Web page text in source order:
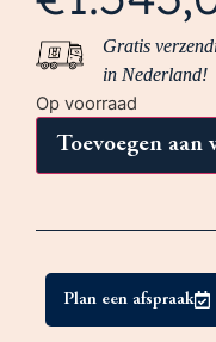
Gratis
in Nederland!
Op voorraad
Toevoegen aan
Plan een afspraak